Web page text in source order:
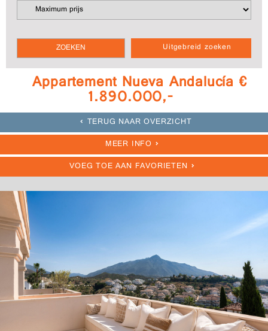
Uitgebreid zoeken
Appartement Nueva Andalucía €
1.890.000,-
TERUG NAAR OVERZICHT
MEER INFO
VOEG TOE AAN FAVORIETEN